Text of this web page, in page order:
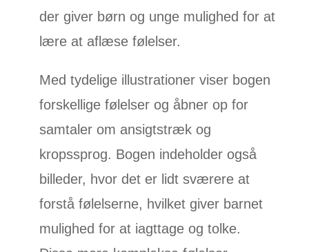
der giver børn og unge mulighed for at
lære at aflæse følelser.
Med tydelige illustrationer viser bogen
forskellige følelser og åbner op for
samtaler om ansigtstræk og
kropssprog. Bogen indeholder også
billeder, hvor det er lidt sværere at
forstå følelserne, hvilket giver barnet
mulighed for at iagttage og tolke.